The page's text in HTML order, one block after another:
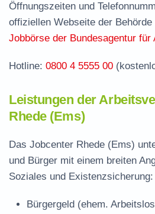
Häufige Fragen rund ums
Öffnungszeiten und
offiziellen Webseite der Behörde
Jobbörse der Bundesagentur für
Hotline: 0800 4 5555 00
Leistungen der
Rhede (Ems)
Das Jobcenter Rhede (Ems)
und Bürger mit einem breiten
Soziales und Existenzsicherung:
Bürgergeld (ehem.